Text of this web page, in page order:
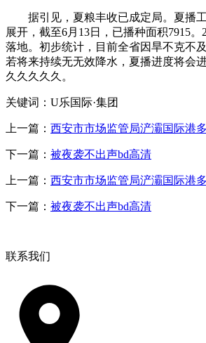
据引见，夏粮丰收已成定局。夏播工
展开，截至6月13日，已播种面积7915
落地。初步统计，目前全省因旱不克不
若将来持续无无效降水，夏播进度将会
久久久久久。
关键词：U乐国际·集团
上一篇： 西安市市场监管局浐灞国际港
下一篇： 被夜袭不出声bd高清
上一篇： 西安市市场监管局浐灞国际港
下一篇： 被夜袭不出声bd高清
联系我们